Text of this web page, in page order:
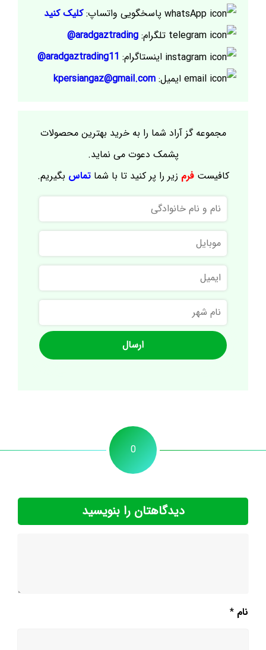
پاسخگویی واتساپ:کلیک کنید
تلگرام: aradgaztrading@
اینستاگرام: aradgaztrading11@
ایمیل: kpersiangaz@gmail.com
مجموعه گز آراد شما را به خرید بهترین محصولات
پشمک دعوت می نماید.
کافیستفرم زیر را پر کنید تا با شماتماس بگیریم.
نام
و
نام
خانوادگی
موبایل
ایمیل
نام
شهر
0
دیدگاهتان را بنویسید
نام *